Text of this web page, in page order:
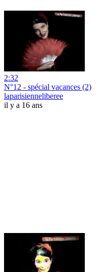
2:32
N°12 - spécial vacances (2)
laparisienneliberee
il y a 16 ans